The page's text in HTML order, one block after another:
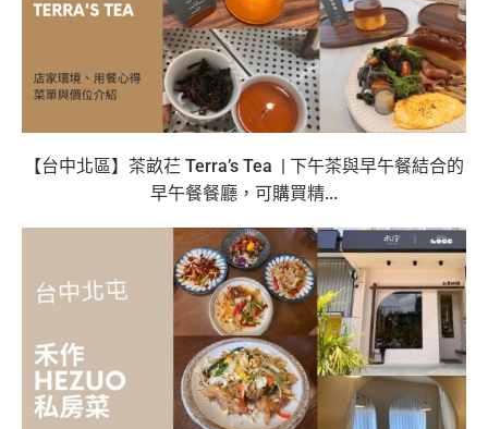
【台中北區】茶畝芢 Terra’s Tea | 下午茶與早午餐結合的
早午餐餐廳，可購買精...